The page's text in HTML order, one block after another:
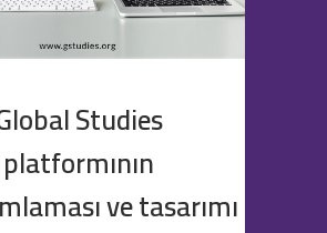
Studies
platformının
ve tasarımı